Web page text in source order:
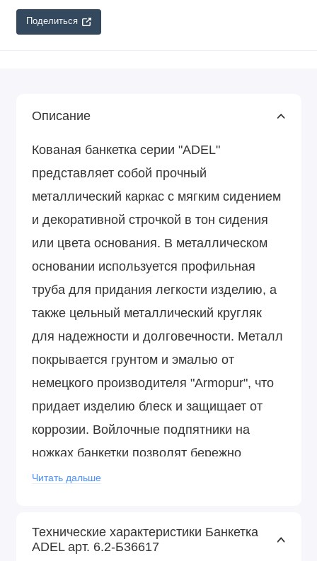
Поделиться
Описание
Кованая банкетка серии "ADEL"
представляет собой прочный
металлический каркас с мягким сидением
и декоративной строчкой в тон сидения
или цвета основания. В металлическом
основании используется профильная
труба для придания легкости изделию, а
также цельный металлический кругляк
для надежности и долговечности. Металл
покрывается грунтом и эмалью от
немецкого производителя "Armopur", что
придает изделию блеск и защищает от
коррозии. Войлочные подпятники на
ножках банкетки позволят бережно
эксплуатировать ее на любом покрытии
Читать дальше
Технические характеристики Банкетка
ADEL арт. 6.2-Б36617